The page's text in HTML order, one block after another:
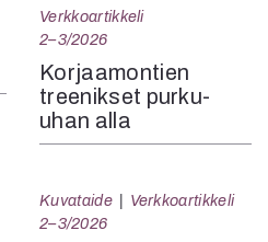
Verkkoartikkeli
2–3/2026
Korjaamontien
treenikset purku-
uhan alla
Kuvataide
Verkkoartikkeli
2–3/2026